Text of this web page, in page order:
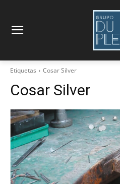
Etiquetas Cosar Silver
Cosar Silver